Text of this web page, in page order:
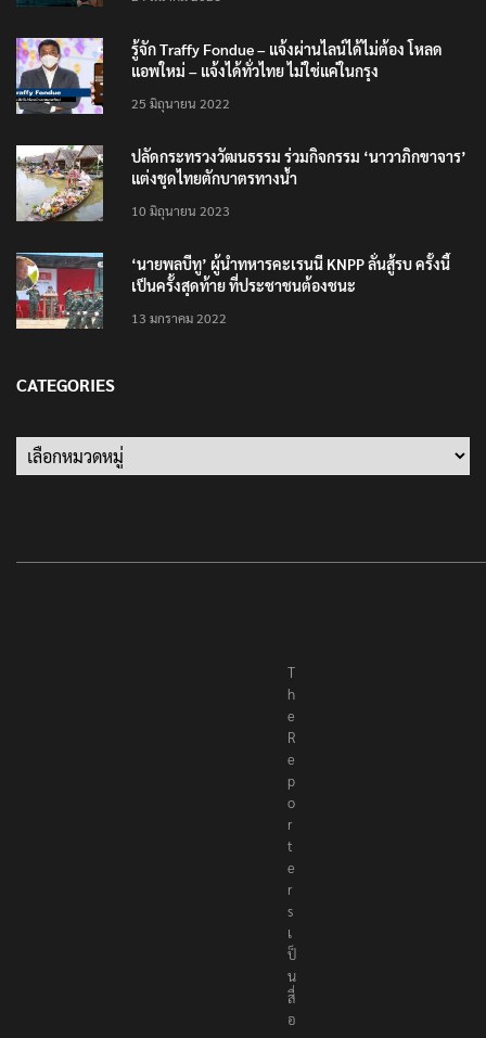
รู้จัก Traffy Fondue – แจ้งผ่านไลน์ได้ไม่ต้อง โหลด
แอพใหม่ – แจ้งได้ทั่วไทย ไม่ใช่แค่ในกรุง
25 มิถุนายน 2022
ปลัดกระทรวงวัฒนธรรม ร่วมกิจกรรม ‘นาวาภิกขาจาร’
แต่งชุดไทยตักบาตรทางน้ำ
10 มิถุนายน 2023
‘นายพลบีทู’ ผู้นำทหารคะเรนนี KNPP ลั่นสู้รบ ครั้งนี้
เป็นครั้งสุดท้าย ที่ประชาชนต้องชนะ
13 มกราคม 2022
CATEGORIES
Categories
T
h
e
R
e
p
o
r
t
e
r
s
เ
ป็
น
สื่
อ